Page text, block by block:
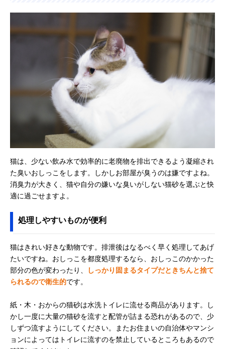
猫は、少ない飲み水で効率的に老廃物を排出できるよう凝縮され
た臭いおしっこをします。しかしお部屋が臭うのは嫌ですよね。
消臭力が大きく、猫や自分の嫌いな臭いがしない猫砂を選ぶと快
適に過ごせますよ。
処理しやすいものが便利
猫はきれい好きな動物です。排泄後はなるべく早く処理してあげ
たいですね。おしっこを都度処理するなら、おしっこのかかった
部分の色が変わったり、
しっかり固まるタイプだときちんと捨て
られるので衛生的です。
紙・木・おからの猫砂は水洗トイレに流せる商品があります。し
かし一度に大量の猫砂を流すと配管が詰まる恐れがあるので、少
しずつ流すようにしてください。またお住まいの自治体やマンシ
ョンによってはトイレに流すのを禁止しているところもあるので